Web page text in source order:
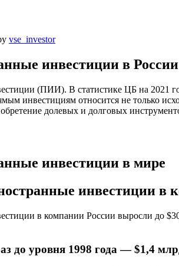
vse_investor
инвестиции в России
(ПИИ). В статистике ЦБ на 2021
инвестициям относится не только
долевых и долговых
инвестиции в мире
инвестиции в
в компании России выросли до
до уровня 1998 года — $1,4